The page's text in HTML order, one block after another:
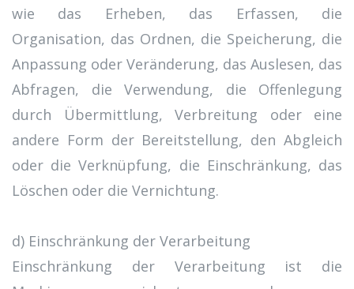
wie das Erheben, das Erfassen, die
Organisation, das Ordnen, die Speicherung, die
Anpassung oder Veränderung, das Auslesen, das
Abfragen, die Verwendung, die Offenlegung
durch Übermittlung, Verbreitung oder eine
andere Form der Bereitstellung, den Abgleich
oder die Verknüpfung, die Einschränkung, das
Löschen oder die Vernichtung.
d) Einschränkung der Verarbeitung
Einschränkung der Verarbeitung ist die